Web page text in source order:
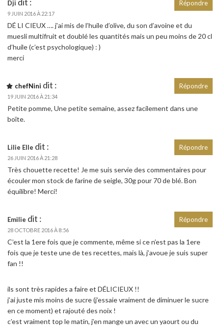
Dji
9 JUIN 2016 À 22:17
DÉ LI CIEUX …. j’ai mis de l’huile d’olive, du son d’avoine et du
muesli multifruit et doublé les quantités mais un peu moins de 20 cl
d’huile (c’est psychologique) : )
merci
Répondre
chefNini dit :
19 JUIN 2016 À 21:34
Petite pomme, Une petite semaine, assez facilement dans une
boîte.
Répondre
Lilie Elle dit :
26 JUIN 2016 À 21:28
Très chouette recette! Je me suis servie des commentaires pour
écouler mon stock de farine de seigle, 30g pour 70 de blé. Bon
équilibre! Merci!
Répondre
Emilie dit :
28 OCTOBRE 2016 À 8:56
C’est la 1ere fois que je commente, même si ce n’est pas la 1ere
fois que je teste une de tes recettes, mais là, j’avoue je suis super
fan !!
ils sont très rapides a faire et DÉLICIEUX !!
j’ai juste mis moins de sucre (j’essaie vraiment de diminuer le sucre
en ce moment) et rajouté des noix !
c’est vraiment top le matin, j’en mange un avec un yaourt ou du
Répondre